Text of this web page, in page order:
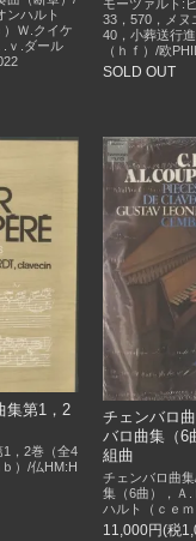
ンハルト
）Ｗ.クイケ
.ｖ.ダール
モーツァルト:
33，570，メヌ
40，小葬送行
（ｈｆ）/欧
SOLD OUT
集第1，2
1，2巻（全4
）/仏HM:H
チェンバロ
バロ曲集（6
組曲
チェンバロ曲
集（6曲），Ａ
ハルト（ｃｅ
11,000円(税